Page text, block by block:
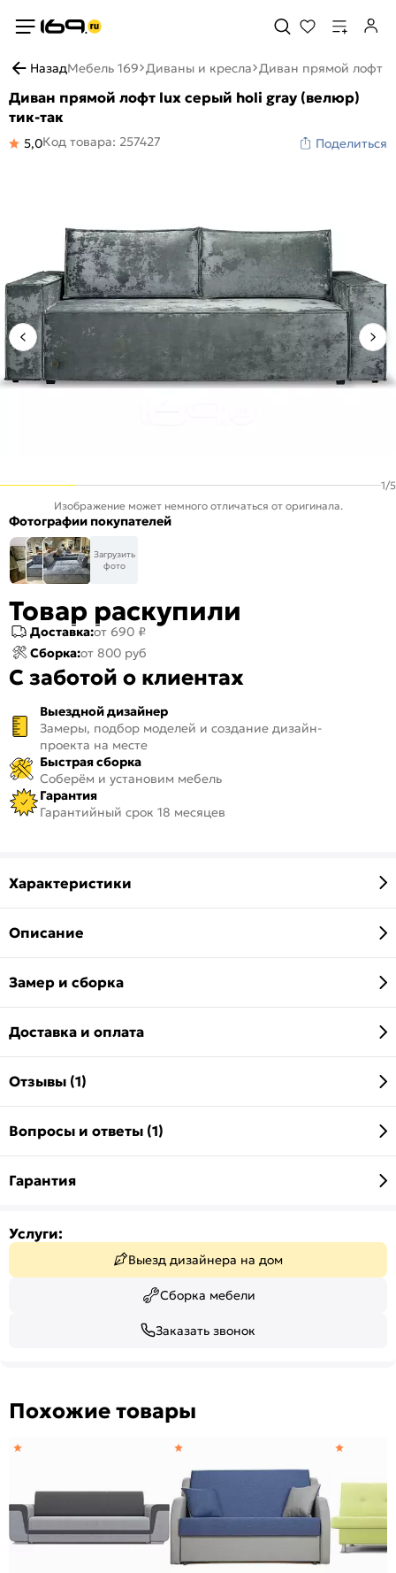
НазадМебель 169 Диваны и кресла Диван прямой лофт
Диван прямой лофт lux серый holi gray (велюр)
тик-так
5,0Код товара: 257427 Поделиться
1/5
Изображение может немного отличаться от оригинала.
Фотографии покупателей
Загрузить
фото
Товар раскупили
Доставка:от 690 ₽
Сборка:от 800 руб
С заботой о клиентах
Выездной дизайнер
Замеры, подбор моделей и создание дизайн-
проекта на месте
Быстрая сборка
Соберём и установим мебель
Гарантия
Гарантийный срок 18 месяцев
Характеристики
Описание
Замер и сборка
Доставка и оплата
Отзывы (1)
Вопросы и ответы (1)
Гарантия
Услуги:
Выезд дизайнера на дом
Сборка мебели
Заказать звонок
Похожие товары